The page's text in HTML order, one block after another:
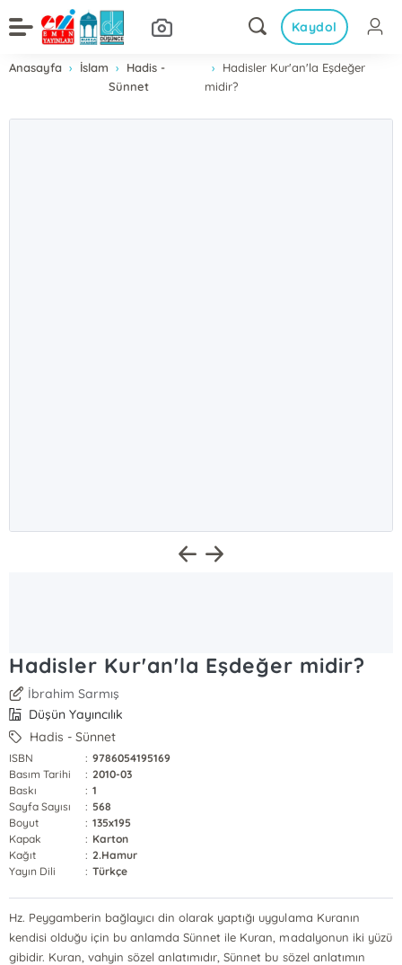
Kaydol
Anasayfa İslam
Hadis -
Sünnet
Hadisler Kur'an'la Eşdeğer
midir?
Hadisler Kur'an'la Eşdeğer midir?
İbrahim Sarmış
Düşün Yayıncılık
Hadis - Sünnet
ISBN : 9786054195169
Basım Tarihi
: 2010-03
Baskı
: 1
Sayfa Sayısı
: 568
Boyut
: 135x195
Kapak
: Karton
Kağıt
: 2.Hamur
Yayın Dili
: Türkçe
Hz. Peygamberin bağlayıcı din olarak yaptığı uygulama Kuranın
kendisi olduğu için bu anlamda Sünnet ile Kuran, madalyonun iki yüzü
gibidir. Kuran, vahyin sözel anlatımıdır, Sünnet bu sözel anlatımın